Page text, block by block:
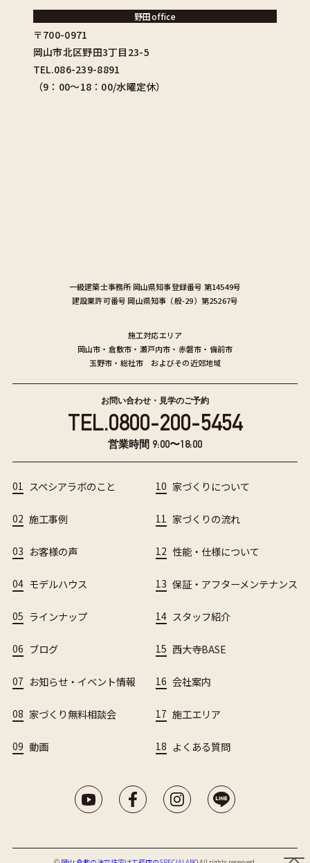
一級建築士事務所 岡山県知事登録番号 第14549号
建設業許可番号 岡山県知事（般-29）第25267号
施工対応エリア
岡山市 ・ 倉敷市 ・ 瀬戸内市 ・ 赤磐市 ・ 備前市
玉野市 ・ 総社市 およびその近郊地域
野田office
〒700-0971
岡山市北区野田3丁目23-5
TEL.086-239-8891
（9：00〜18：00/水曜定休）
お問い合わせ・見学のご予約
TEL.0800-200-5454
営業時間 9:00〜18:00
01 スペシアラボのこと
02 施工事例
03 お客様の声
04 モデルハウス
05 ラインナップ
06 ブログ
07 お知らせ・イベント情報
08 家づくり無料相談会
09 動画
10 家づくりについて
11 家づくりの流れ
12 性能・仕様について
13 保証・アフターメンテナンス
14 スタッフ紹介
15 西大寺BASE
16 会社案内
17 施工エリア
18 よくある質問